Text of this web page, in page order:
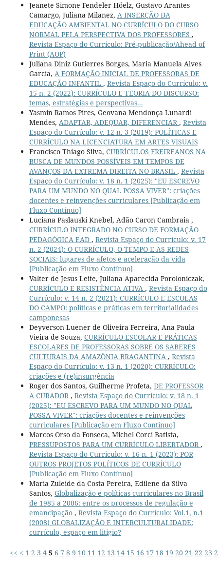
Jeanete Simone Fendeler Höelz, Gustavo Arantes
Camargo, Juliana Milanez, A INSERÇÃO DA
EDUCAÇÃO AMBIENTAL NO CURRÍCULO DO CURSO
NORMAL PELA PERSPECTIVA DOS PROFESSORES ,
Revista Espaço do Currículo: Pré-publicação/Ahead of
Print (AOP)
Juliana Diniz Gutierres Borges, Maria Manuela Alves
Garcia, A FORMAÇÃO INICIAL DE PROFESSORAS DE
EDUCAÇÃO INFANTIL , Revista Espaço do Currículo: v.
15 n. 2 (2022): CURRÍCULO E TEORIA DO DISCURSO:
temas, estratégias e perspectivas...
Yasmin Ramos Pires, Geovana Mendonça Lunardi
Mendes, ADAPTAR, ADEQUAR, DIFERENCIAR, Revista
Espaço do Currículo: v. 12 n. 3 (2019): POLÍTICAS E
CURRÍCULO NA LICENCIATURA EM ARTES VISUAIS
Francisco Thiago Silva, CURRÍCULOS FREIREANOS NA
BUSCA DE MUNDOS POSSÍVEIS EM TEMPOS DE
AVANÇOS DA EXTREMA DIREITA NO BRASIL , Revista
Espaço do Currículo: v. 18 n. 1 (2025): "EU ESCREVO
PARA UM MUNDO NO QUAL POSSA VIVER": criações
docentes e reinvenções curriculares [Publicação em
Fluxo Contínuo]
Luciana Paslauski Knebel, Adão Caron Cambraia ,
CURRÍCULO INTEGRADO NO CURSO DE FORMAÇÃO
PEDAGÓGICA EAD , Revista Espaço do Currículo: v. 17
n. 2 (2024): O CURRÍCULO, O TEMPO E AS REDES
SOCIAIS: lugares de afetos e aceleração da vida
[Publicação em Fluxo Contínuo]
Valter de Jesus Leite, Juliana Aparecida Poroloniczak,
CURRÍCULO E RESISTÊNCIA ATIVA , Revista Espaço do
Currículo: v. 14 n. 2 (2021): CURRÍCULO E ESCOLAS
DO CAMPO: políticas e práticas em territorialidades
camponesas
Deyverson Luener de Oliveira Ferreira, Ana Paula
Vieira de Souza, CURRÍCULO ESCOLAR E PRÁTICAS
ESCOLARES DE PROFESSORAS SOBRE OS SABERES
CULTURAIS DA AMAZÔNIA BRAGANTINA , Revista
Espaço do Currículo: v. 13 n. 1 (2020): CURRÍCULO:
criações e (re)insurgência
Roger dos Santos, Guilherme Profeta, DE PROFESSOR
A CURADOR, Revista Espaço do Currículo: v. 18 n. 1
(2025): "EU ESCREVO PARA UM MUNDO NO QUAL
POSSA VIVER": criações docentes e reinvenções
curriculares [Publicação em Fluxo Contínuo]
Marcos Orso da Fonseca, Michel Corci Batista,
PRESSUPOSTOS PARA UM CURRÍCULO LIBERTADOR,
Revista Espaço do Currículo: v. 16 n. 1 (2023): POR
OUTROS PROJETOS POLÍTICOS DE CURRÍCULO
[Publicação em Fluxo Contínuo]
Maria Zuleide da Costa Pereira, Edilene da Silva
Santos, Globalização e políticas curriculares no Brasil
de 1985 a 2006: entre os processos de regulação e
emancipação , Revista Espaço do Currículo: Vol.1, n.1
(2008) GLOBALIZAÇÃO E INTERCULTURALIDADE:
currículo, espaço em litígio?
<< < 1 2 3 4 5 6 7 8 9 10 11 12 13 14 15 16 17 18 19 20 21 22 23